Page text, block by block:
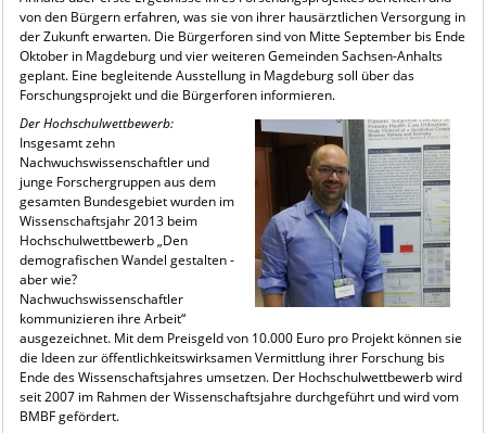
von den Bürgern erfahren, was sie von ihrer hausärztlichen Versorgung in
der Zukunft erwarten. Die Bürgerforen sind von Mitte September bis Ende
Oktober in Magdeburg und vier weiteren Gemeinden Sachsen-Anhalts
geplant. Eine begleitende Ausstellung in Magdeburg soll über das
Forschungsprojekt und die Bürgerforen informieren.
Der Hochschulwettbewerb:
Insgesamt zehn
Nachwuchswissenschaftler und
junge Forschergruppen aus dem
gesamten Bundesgebiet wurden im
Wissenschaftsjahr 2013 beim
Hochschulwettbewerb „Den
demografischen Wandel gestalten -
aber wie?
Nachwuchswissenschaftler
kommunizieren ihre Arbeit“
ausgezeichnet. Mit dem Preisgeld von 10.000 Euro pro Projekt können sie
die Ideen zur öffentlichkeitswirksamen Vermittlung ihrer Forschung bis
Ende des Wissenschaftsjahres umsetzen. Der Hochschulwettbewerb wird
seit 2007 im Rahmen der Wissenschaftsjahre durchgeführt und wird vom
BMBF gefördert.